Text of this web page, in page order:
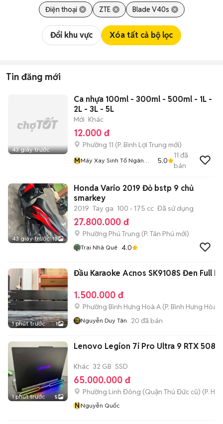
Điện thoại ZTE Blade V40s
Đổi khu vực Xóa tất cả bộ lọc
Tin đăng mới
43 giây trước
Ca nhựa 100ml - 300ml - 500ml - 1L -
2L - 3L - 5L
Mới Khác
12.000 đ
Phường 11 (P. Bình Lợi Trung mới)
MMáy Xay Sinh Tố Ngân
5.0
11 đã
bán
43 giây trước 10
Honda Vario 2019 Đỏ bstp 9 chủ
smarkey
2019 Tay ga 100 - 175 cc Đã sử dụng
27.800.000 đ
Phường Phú Trung (P. Tân Phú mới)
Trai Nhà Quê 4.0
1 phút trước 1
Đầu Karaoke Acnos SK9108S Đen Full
1.500.000 đ
Phường Bình Hưng Hoà A (P. Bình Hưng Hòa
Nguyễn Duy Tân 20 đã bán
1 phút trước 5
Lenovo Legion 7i Pro Ultra 9 RTX 5080
Khác 32 GB SSD
65.000.000 đ
Phường Linh Đông (Quận Thủ Đức cũ) (P.
NNguyễn Quốc